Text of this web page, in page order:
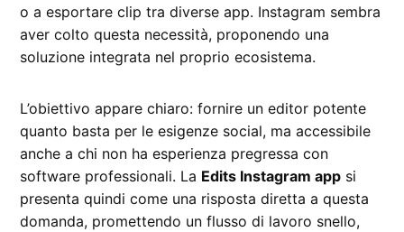
o a esportare clip tra diverse app. Instagram sembra
aver colto questa necessità, proponendo una
soluzione integrata nel proprio ecosistema.
L’obiettivo appare chiaro: fornire un editor potente
quanto basta per le esigenze social, ma accessibile
anche a chi non ha esperienza pregressa con
software professionali. La Edits Instagram app si
presenta quindi come una risposta diretta a questa
domanda, promettendo un flusso di lavoro snello,